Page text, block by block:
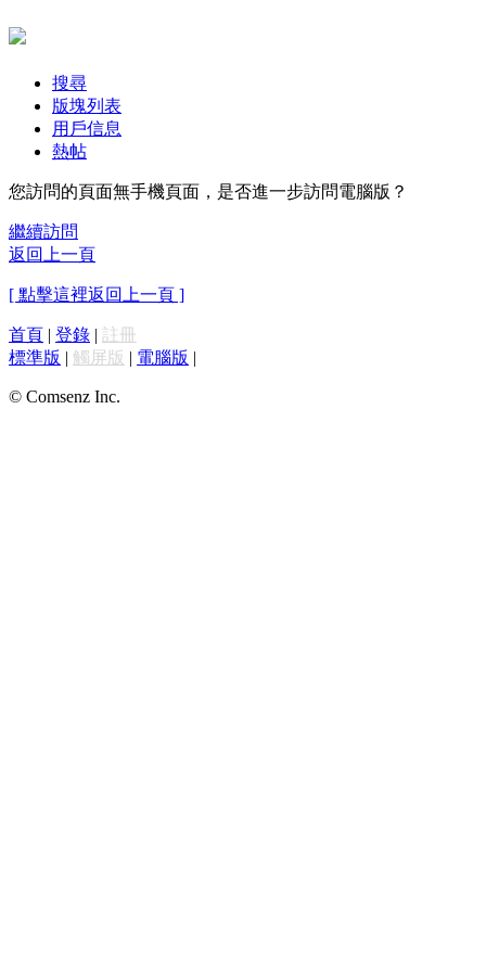
搜尋
版塊列表
用戶信息
熱帖
您訪問的頁面無手機頁面，是否進一步訪問電腦版？
繼續訪問
返回上一頁
[ 點擊這裡返回上一頁 ]
首頁 | 登錄 | 註冊
標準版 | 觸屏版 | 電腦版 |
© Comsenz Inc.